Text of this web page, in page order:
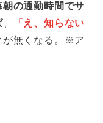
朝の通勤時間でサ
、
「え、知らない
が無くなる。※ア